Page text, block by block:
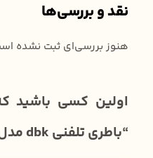
نقد و بررسی‌ها
هنوز بررسی‌ای ثبت نشده
اولین کسی باشید
“باطری تلفنی dbk مدل p105”